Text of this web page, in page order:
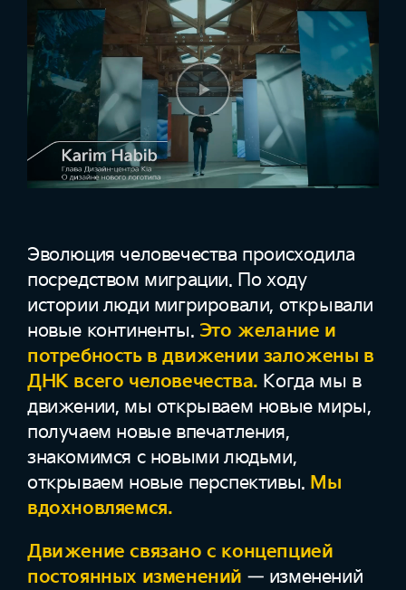
Эволюция человечества происходила
посредством миграции. По ходу
истории люди мигрировали, открывали
новые континенты. Это желание и
потребность в движении заложены в
ДНК всего человечества. Когда мы в
движении, мы открываем новые миры,
получаем новые впечатления,
знакомимся с новыми людьми,
открываем новые перспективы. Мы
вдохновляемся.
Движение связано с концепцией
постоянных изменений — изменений